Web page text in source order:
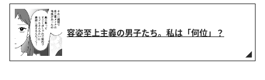
容姿至上主義の男子たち。私は「何位」？